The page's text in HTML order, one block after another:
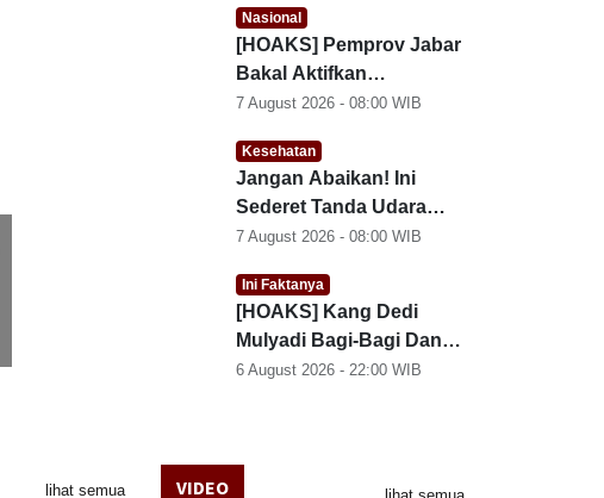
Nasional
[HOAKS] Pemprov Jabar
Bakal Aktifkan
Pembayaran SPP untuk
7 August 2026 - 08:00 WIB
Kesehatan
Jangan Abaikan! Ini
Sederet Tanda Udara
Kamar Sudah Tak Layak
7 August 2026 - 08:00 WIB
Ini Faktanya
[HOAKS] Kang Dedi
Mulyadi Bagi-Bagi Dana
Bantuan Lewat Nomor
6 August 2026 - 22:00 WIB
lihat semua VIDEO